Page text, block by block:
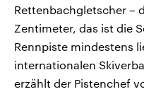
Rettenbachgletscher –
Zentimeter, das ist die
Rennpiste mindestens
internationalen
erzählt der Pistenchef